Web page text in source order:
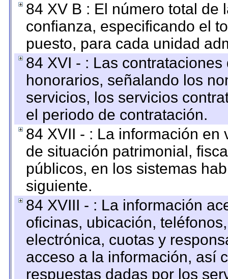
84 XV B : El número total de
confianza, especificando el
puesto, para cada unidad
84 XVI - : Las
honorarios, señalando los
servicios, los servicios
el periodo de contratación.
84 XVII - : La información
de situación patrimonial,
públicos, en los sistemas
siguiente.
84 XVIII - : La información
oficinas, ubicación,
electrónica, cuotas y
acceso a la información, así
respuestas dadas por los